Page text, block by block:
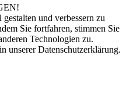
und verbessern zu
Sie fortfahren, stimmen Sie
Technologien zu.
unserer Datenschutzerklärung.